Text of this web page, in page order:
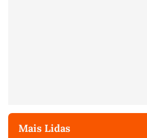
Mais Lidas